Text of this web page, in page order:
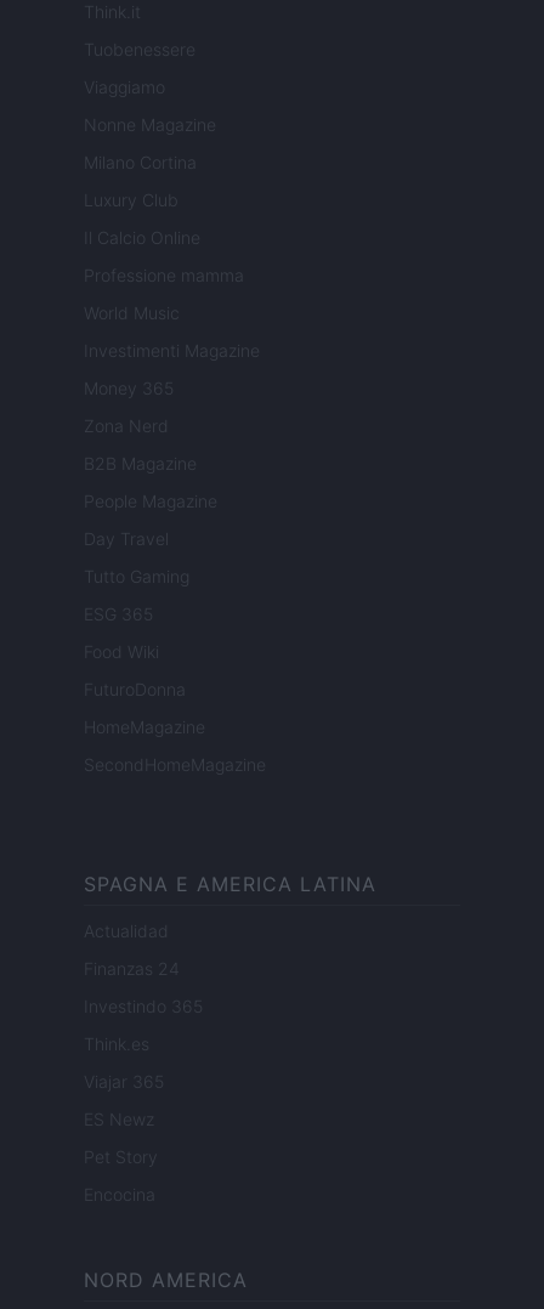
Think.it
Tuobenessere
Viaggiamo
Nonne Magazine
Milano Cortina
Luxury Club
Il Calcio Online
Professione mamma
World Music
Investimenti Magazine
Money 365
Zona Nerd
B2B Magazine
People Magazine
Day Travel
Tutto Gaming
ESG 365
Food Wiki
FuturoDonna
HomeMagazine
SecondHomeMagazine
SPAGNA E AMERICA LATINA
Actualidad
Finanzas 24
Investindo 365
Think.es
Viajar 365
ES Newz
Pet Story
Encocina
NORD AMERICA